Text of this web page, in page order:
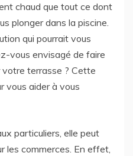
chaud que tout ce dont
plonger dans la piscine.
qui pourrait vous
vous envisagé de faire
votre terrasse ? Cette
vous aider à vous
particuliers, elle peut
les commerces. En effet,